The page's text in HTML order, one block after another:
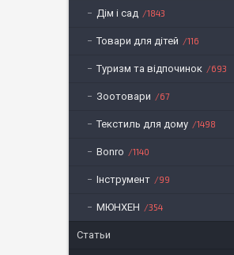
Дім і сад 1843
Товари для дітей 116
Туризм та відпочинок 693
Зоотовари 67
Текстиль для дому 1498
Bonro 1140
Інструмент 99
МЮНХЕН 354
Статьи